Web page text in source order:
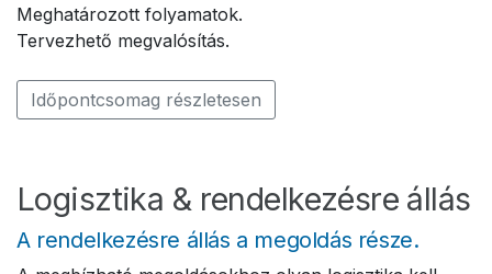
Meghatározott folyamatok.
Tervezhető megvalósítás.
Időpontcsomag részletesen
Logisztika & rendelkezésre állás
A rendelkezésre állás a megoldás része.